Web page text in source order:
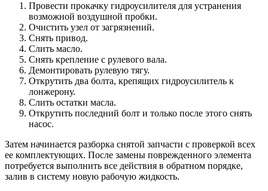
Провести прокачку гидроусилителя для устранения
возможной воздушной пробки.
Очистить узел от загрязнений.
Снять привод.
Слить масло.
Снять крепление с рулевого вала.
Демонтировать рулевую тягу.
Открутить два болта, крепящих гидроусилитель к
лонжерону.
Слить остатки масла.
Открутить последний болт и только после этого снять
насос.
Затем начинается разборка снятой запчасти с проверкой всех
ее комплектующих. После замены поврежденного элемента
потребуется выполнить все действия в обратном порядке,
залив в систему новую рабочую жидкость.